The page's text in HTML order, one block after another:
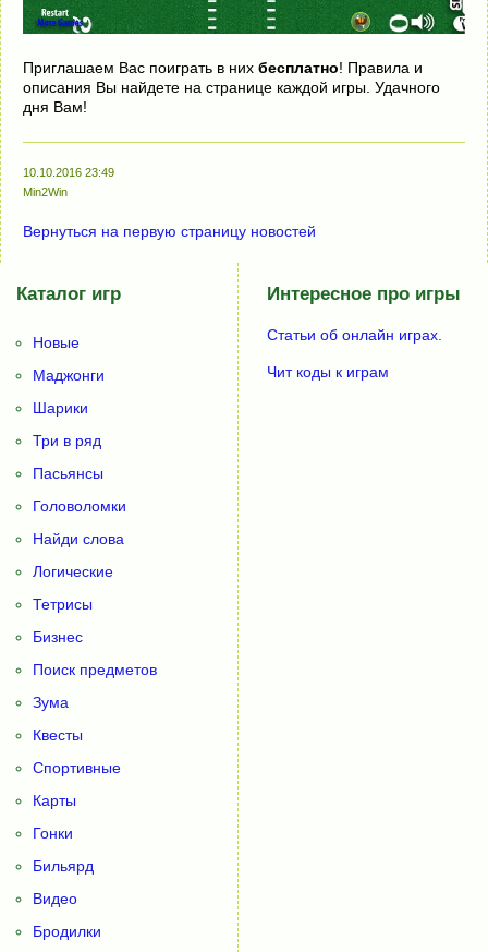
Приглашаем Вас поиграть в них бесплатно! Правила и
описания Вы найдете на странице каждой игры. Удачного
дня Вам!
10.10.2016 23:49
Min2Win
Вернуться на первую страницу новостей
Каталог игр
Новые
Маджонги
Шарики
Три в ряд
Пасьянсы
Головоломки
Найди слова
Логические
Тетрисы
Бизнес
Поиск предметов
Зума
Квесты
Спортивные
Карты
Гонки
Бильярд
Видео
Бродилки
Интересное про игры
Статьи об онлайн играх.
Чит коды к играм